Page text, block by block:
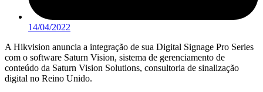
14/04/2022
A Hikvision anuncia a integração de sua Digital Signage Pro Series
com o software Saturn Vision, sistema de gerenciamento de
conteúdo da Saturn Vision Solutions, consultoria de sinalização
digital no Reino Unido.